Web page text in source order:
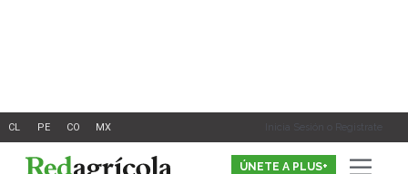
Inicia Sesión o Registrate
ÚNETE A PLUS+